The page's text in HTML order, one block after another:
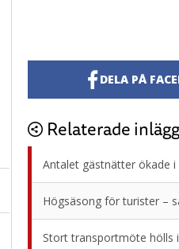
DELA PÅ
Relaterade inlägg
Antalet gästnätter ökade
Högsäsong för turister –
Stort transportmöte hölls